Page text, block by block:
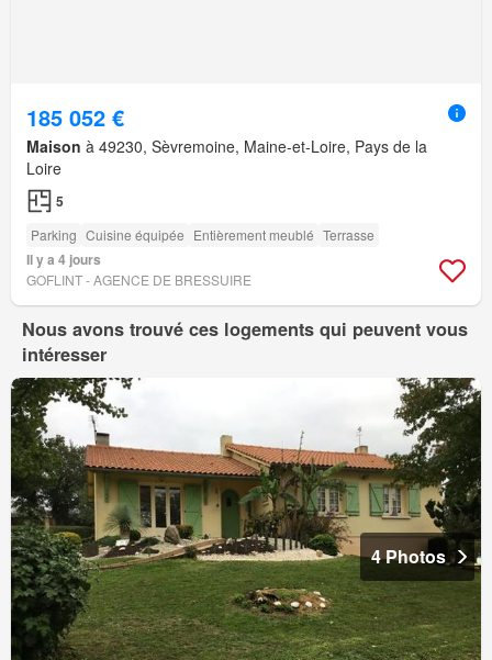
185 052 €
Maison à 49230, Sèvremoine, Maine-et-Loire, Pays de la
Loire
5
Parking Cuisine équipée Entièrement meublé Terrasse
Il y a 4 jours
GOFLINT - AGENCE DE BRESSUIRE
Nous avons trouvé ces logements qui peuvent vous
intéresser
4 Photos